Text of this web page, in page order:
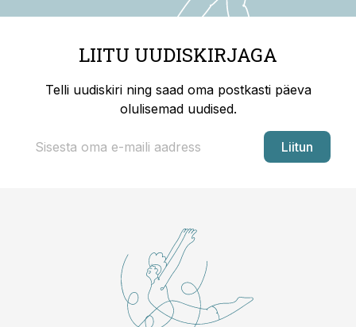
LIITU UUDISKIRJAGA
Telli uudiskiri ning saad oma postkasti päeva
olulisemad uudised.
Liitun